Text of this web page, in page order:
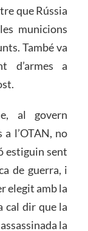
que Rússia
municions
També va
d’armes a
al govern
a l’OTAN, no
estiguin sent
de guerra, i
elegit amb la
cal dir que la
la